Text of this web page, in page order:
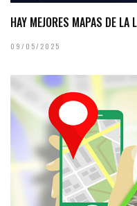
HAY MEJORES MAPAS DE LA
09/05/2025